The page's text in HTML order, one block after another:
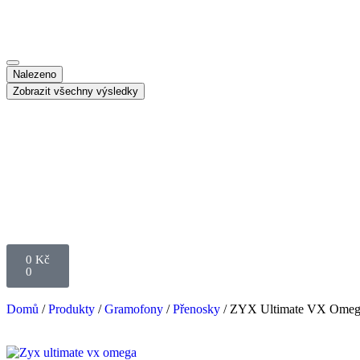
Nalezeno
Zobrazit všechny výsledky
0 Kč
0
Domů /Produkty /Gramofony /Přenosky / ZYX Ultimate VX